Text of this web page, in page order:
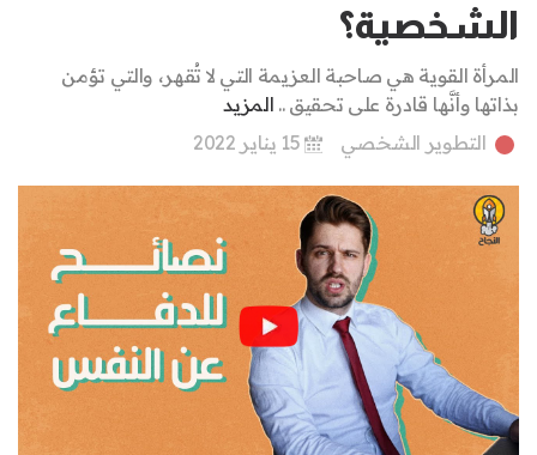
الشخصية؟
المرأة القوية هي صاحبة العزيمة التي لا تُقهر، والتي تؤمن
بذاتها وأنَّها قادرة على تحقيق .. المزيد
التطوير الشخصي
15 يناير 2022